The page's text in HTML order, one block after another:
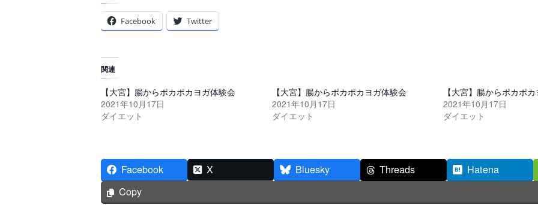
Facebook Twitter
関連
【大宮】腸からポカポカヨガ体験会
2021年10月17日
ダイエット
【大宮】腸からポカポカヨガ体験会
2021年10月17日
ダイエット
【大宮】腸からポカポ
2021年10月17日
ダイエット
Facebook X Bluesky Threads Hatena
Copy